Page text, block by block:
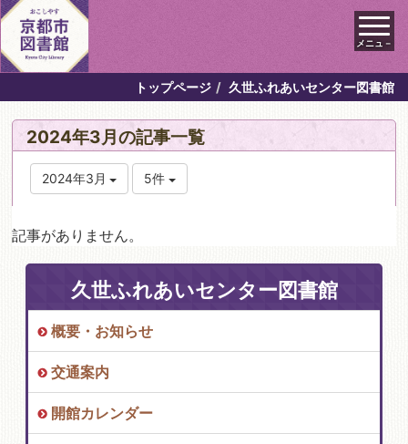
メニュ－
トップページ 久世ふれあいセンター図書館
2024年3月の記事一覧
2024年3月 5件
記事がありません。
久世ふれあいセンター図書館
概要・お知らせ
交通案内
開館カレンダー